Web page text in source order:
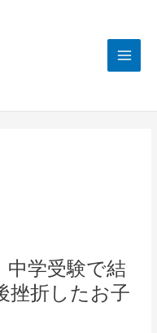
中学受験で結
挫折したお子